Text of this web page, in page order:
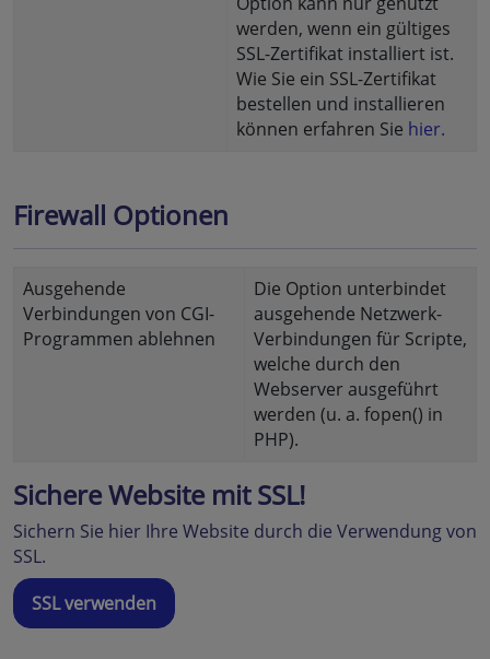
werden, wenn ein gültiges
SSL-Zertifikat installiert ist.
Wie Sie ein SSL-Zertifikat
bestellen und installieren
können erfahren Sie hier.
Firewall Optionen
Ausgehende
Verbindungen von CGI-
Programmen ablehnen
Die Option unterbindet
ausgehende Netzwerk-
Verbindungen für Scripte,
welche durch den
Webserver ausgeführt
werden (u. a. fopen() in
PHP).
Sichere Website mit SSL!
Sichern Sie hier Ihre Website durch die Verwendung von
SSL.
SSL verwenden